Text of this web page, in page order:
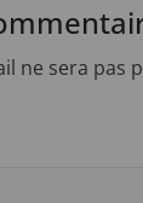
ne sera pas